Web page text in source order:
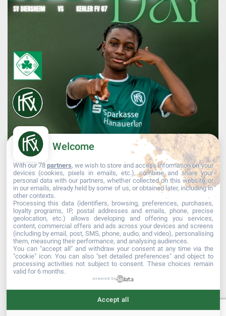
Mehr laden... Auf Instagram folgen
Welcome
With our 78 partners, we wish to store and access information on your
devices (cookies, pixels in emails, etc.), combine and share your
personal data with our partners, whether collected on this website or
in our emails, already held by some of us, or obtained later, including in
other contexts.
Processing this data (identifiers, browsing, preferences, purchases,
loyalty programs, IP, postal addresses and emails, phone, precise
geolocation, etc.) allows developing and offering you services,
content, commercial offers and ads across your devices and screens
(including by email, post, SMS, phone, audio, and video), personalising
them, measuring their performance, and analysing audiences.
You can "accept all" and withdraw your consent at any time via the
"cookie" icon. You can also "set detailed preferences" and object to
processing activities not subject to consent. These choices remain
valid for 6 months.
powered by
Accept all